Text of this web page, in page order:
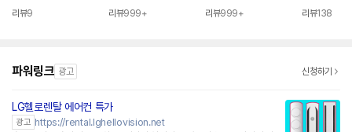
리뷰9
리뷰999+
리뷰999+
리뷰138
파워링크 광고 신청하기
LG헬로렌탈 에어컨 특가
광고 https://rental.lghellovision.net